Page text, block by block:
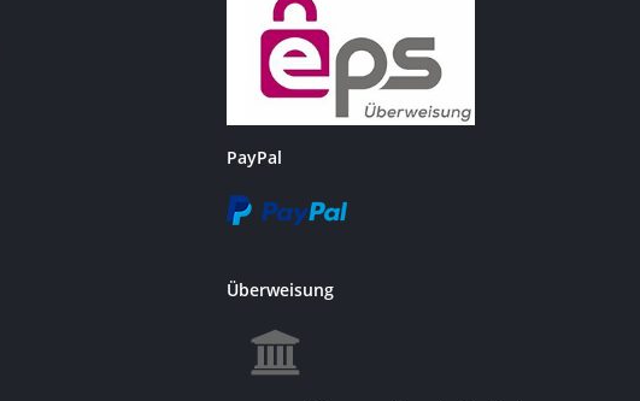
PayPal
Überweisung